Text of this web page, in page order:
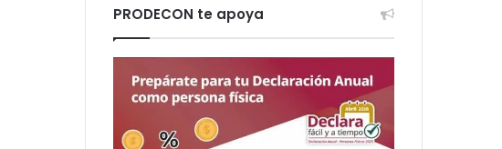
PRODECON te apoya